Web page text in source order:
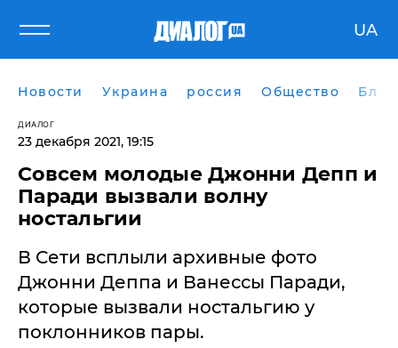
UA
Новости Украина россия Общество
ДИАЛОГ
23 декабря 2021, 19:15
Совсем молодые Джонни Депп и
Паради вызвали волну
ностальгии
В Сети всплыли архивные фото
Джонни Деппа и Ванессы Паради,
которые вызвали ностальгию у
поклонников пары.